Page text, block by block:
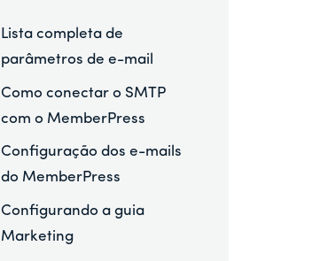
Lista completa de
parâmetros de e-mail
Como conectar o SMTP
com o MemberPress
Configuração dos e-mails
do MemberPress
Configurando a guia
Marketing